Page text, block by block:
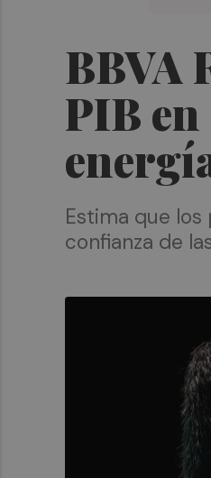
BBVA
PIB
Estima que los
confianza de